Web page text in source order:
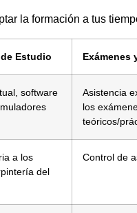
la formación a tus
Estudio Exámenes
software
Asistencia
los
teóricos/
a los
del
Control de